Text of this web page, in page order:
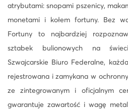
atrybutami: snopami pszenicy,
monetami i kołem fortuny. Bez
Fortuny to najbardziej
sztabek bulionowych na
Szwajcarskie Biuro Federalne,
rejestrowana i zamykana w
ze zintegrowanym i oficjalnym
gwarantuje zawartość i wagę